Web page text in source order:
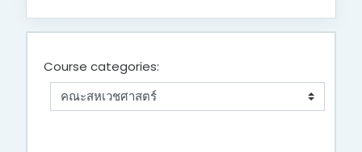
Course categories: